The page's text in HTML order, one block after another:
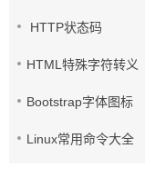
HTTP状态码
HTML特殊字符转义
Bootstrap字体图标
Linux常用命令大全